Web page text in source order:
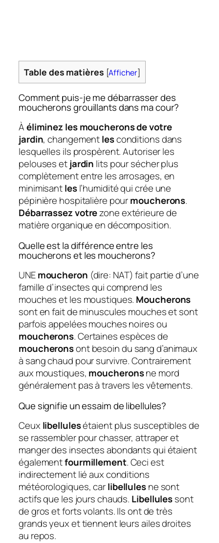
Table des matières [Afficher]
Comment puis-je me débarrasser des
moucherons grouillants dans ma cour?
Àéliminez les moucherons de votre
jardin, changementlesconditions dans
lesquelles ils prospèrent. Autoriser les
pelouses etjardin lits pour sécher plus
complètement entre les arrosages, en
minimisantlesl’humidité qui crée une
pépinière hospitalière pourmoucherons.
Débarrassez votrezone extérieure de
matière organique en décomposition.
Quelle est la différence entre les
moucherons et les moucherons?
UNEmoucheron (dire: NAT) fait partie d’une
famille d’insectes qui comprend les
mouches et les moustiques. Moucherons
sont en fait de minuscules mouches et sont
parfois appelées mouches noires ou
moucherons. Certaines espèces de
moucheronsont besoin du sang d’animaux
à sang chaud pour survivre. Contrairement
aux moustiques, moucheronsne mord
généralement pas à travers les vêtements.
Que signifie un essaim de libellules?
Ceux libellulesétaient plus susceptibles de
se rassembler pour chasser, attraper et
manger des insectes abondants qui étaient
égalementfourmillement. Ceci est
indirectement lié aux conditions
météorologiques, carlibellulesne sont
actifs que les jours chauds. Libellulessont
de gros et forts volants. Ils ont de très
grands yeux et tiennent leurs ailes droites
au repos.